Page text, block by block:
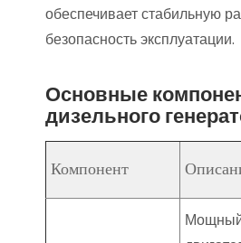
обеспечивает стабильную
безопасность эксплуатации.
Основные
дизельного
Компонент